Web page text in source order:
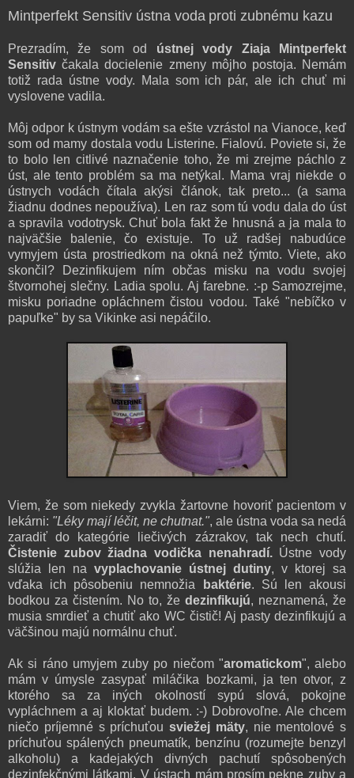
Mintperfekt Sensitiv ústna voda proti zubnému kazu
Prezradím, že som od ústnej vody
Ziaja Mintperfekt
Sensitivčakala docielenie zmeny môjho postoja. Nemám
totiž rada ústne vody. Ma la som ich pár,ale ich chuť mi
vyslovene vadila.
Môj odpor k ústnym vodám sa ešte vzrástol na Vianoce, keď
som od mamy dostala vodu Listerine. Fialovú. Poviete si, že
to bolo len citlivé naznačenie toho, že mi zrejme páchlo z
úst, ale tento problém sa ma netýkal. Mama vraj niekde o
ústnych vodách čítala akýsi článok, tak preto... (a sama
žiadnu dodnes nepoužíva). Len raz som tú vodu dala do úst
a spravila vodotrysk. Chuť bola fakt že hnusná a ja mala to
najväčšie balenie, čo existuje. To už radšej nabudúce
vymyjem ústa prostriedkom na okná než týmto. Viete, ako
skončil? Dezinfikujem ním občas misku na vodu svojej
štvornohej slečny. Ladia spolu. Aj farebne. :-p Samozrejme,
misku poriadne opláchnem čistou vodou. Také "nebíčko v
papuľke" by sa Vikinke asi nepáčilo.
Viem, že som niekedy zvykla žartovne hovoriť pacientom v
lekárni: "Léky mají léčit, ne chutnat.", ale ústna voda sa nedá
zaradiť do kategórie liečivých zázrakov, tak nech chutí.
Čistenie zubov žiadna vodička nenahradí. Ústne vody
slúžia len na vyplachovanie ústnej dutiny, v ktorej sa
vďaka ich pôsobeniu nemnožia
baktérie. Sú len akousi
bodkou za čistením. No to, že dezinfikujú, neznamená, že
musia smrdieť a chutiť ako WC čistič! Aj pasty dezinfikujú a
väčšinou majú normálnu chuť.
Ak si ráno umyjem zuby po niečom "aromatickom", alebo
mám v úmysle zasypať miláčika bozkami, ja ten otvor, z
ktorého sa za iných okolností sypú slová, pokojne
vypláchnem a aj kloktať budem. :-) Dobrovoľne. Ale chcem
niečo príjemné s príchuťou sviežej mäty, nie mentolové s
príchuťou spálených pneumatík, benzínu (rozumejte benzyl
alkoholu) a kadejakých divných pachutí spôsobených
dezinfekčnými látkami. V ústach mám prosím pekne zuby a